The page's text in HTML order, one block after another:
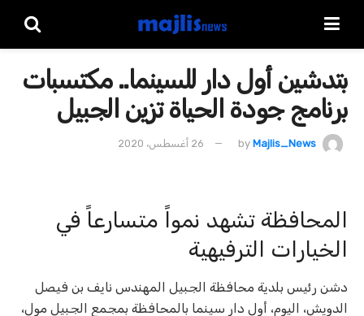
بتدشين أول دار للسينما.. مكتسبات
برنامج جودة الحياة تزين الجبيل
by Majlis_News 26 أغسطس، 2020
المحافظة تشهد نمواً متسارعاً في
الخيارات الترفيهية
دشن رئيس بلدية محافظة الجبيل المهندس نايف بن فيصل
الدويش، اليوم، أول دار سينما بالمحافظة بمجمع الجبيل مول،